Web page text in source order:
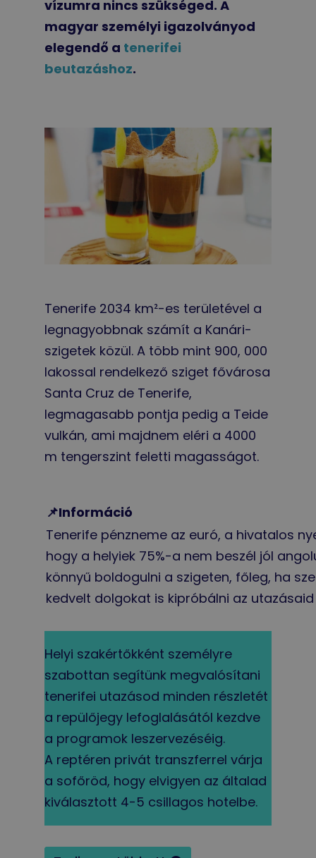
vízumra nincs szükséged. A
magyar személyi igazolványod
elegendő a tenerifei
beutazáshoz.
Tenerife 2034 km²-es területével a
legnagyobbnak számít a Kanári-
szigetek közül. A több mint 900, 000
lakossal rendelkező sziget fővárosa
Santa Cruz de Tenerife,
legmagasabb pontja pedig a Teide
vulkán, ami majdnem eléri a 4000
m tengerszint feletti magasságot.
📌Információ
Tenerife pénzneme az euró, a hivatalos
hogy a helyiek 75%-a nem beszél jól
könnyű boldogulni a szigeten, főleg, ha
kedvelt dolgokat is kipróbálni az
Helyi szakértőkként személyre
szabottan segítünk megvalósítani
tenerifei utazásod minden részletét
a repülőjegy lefoglalásától kezdve
a programok leszervezéséig.
A reptéren privát transzferrel várja
a sofőröd, hogy elvigyen az általad
kiválasztott 4-5 csillagos hotelbe.